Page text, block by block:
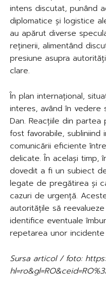
intens discutat, punând
diplomatice și logistice
au apărut diverse
reținerii, alimentând
presiune asupra
clare.
În plan internațional,
interes, având în vedere
Dan. Reacțiile din
fost favorabile, subliniind
comunicării eficiente
delicate. În același timp,
dovedit a fi un subiect
legate de pregătirea și
cazuri de urgență.
autoritățile să
identifice eventuale
repetarea unor incidente
Sursa articol / foto: